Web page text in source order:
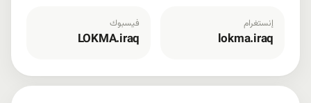
إنستغرام
lokma.iraq
فيسبوك
LOKMA.iraq